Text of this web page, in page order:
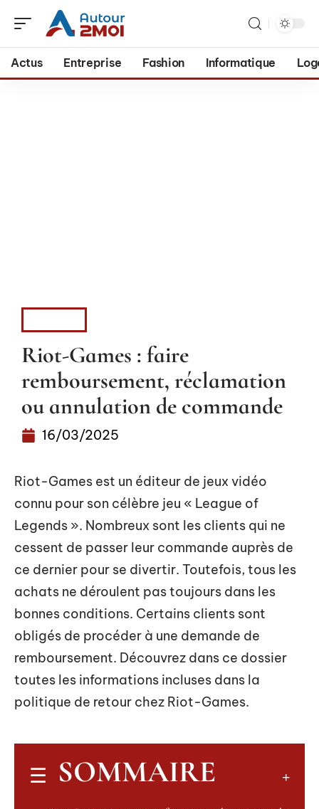
Actus Entreprise Fashion Informatique
Riot-Games : faire
remboursement, réclamation
ou annulation de commande
16/03/2025
Riot-Games est un éditeur de jeux vidéo
connu pour son célèbre jeu « League of
Legends ». Nombreux sont les clients qui ne
cessent de passer leur commande auprès de
ce dernier pour se divertir. Toutefois, tous les
achats ne déroulent pas toujours dans les
bonnes conditions. Certains clients sont
obligés de procéder à une demande de
remboursement. Découvrez dans ce dossier
toutes les informations incluses dans la
politique de retour chez Riot-Games.
SOMMAIRE